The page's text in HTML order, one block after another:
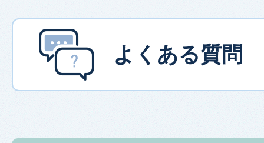
よくある質問